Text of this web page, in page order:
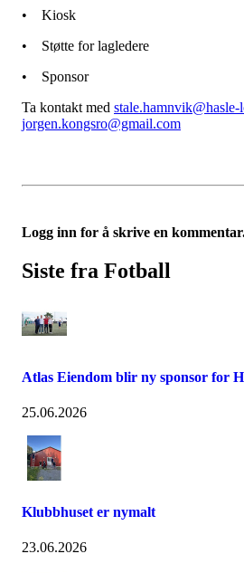
• Kiosk
• Støtte for lagledere
• Sponsor
Ta kontakt med stale.hamnvik@hasle-
jorgen.kongsro@gmail.com
Logg inn for å skrive en
Siste fra Fotball
Atlas Eiendom blir ny sponsor for
25.06.2026
Klubbhuset er nymalt
23.06.2026